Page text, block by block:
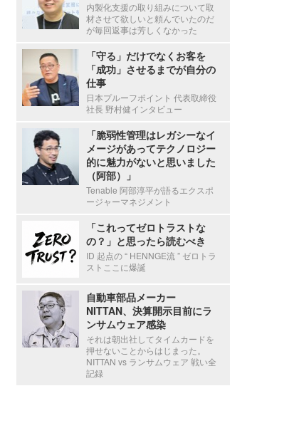
内製化支援の取り組みについて取
材させて欲しいと頼んでいたのだ
が毎回返事は芳しくなかった
「守る」だけでなくお客を
「成功」させるまでが自分の
仕事
日本プルーフポイント 代表取締役
社長 野村健インタビュー
「脆弱性管理はレガシーなイ
メージがあってテクノロジー
的に魅力がないと思いました
（阿部）」
Tenable 阿部淳平が語るエクスポ
ージャーマネジメント
「これってゼロトラストな
の？」と思ったら読むべき
ID 起点の “ HENNGE流 ” ゼロトラ
ストここに爆誕
自動車部品メーカー
NITTAN、決算開示目前にラ
ンサムウェア感染
それは朝出社してタイムカードを
押せないことからはじまった。
NITTAN vs ランサムウェア 戦い全
記録